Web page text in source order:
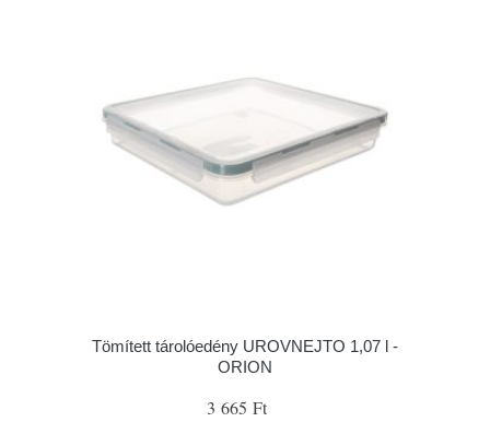
Tömített tárolóedény UROVNEJTO 1,07 l -
ORION
3 665 Ft